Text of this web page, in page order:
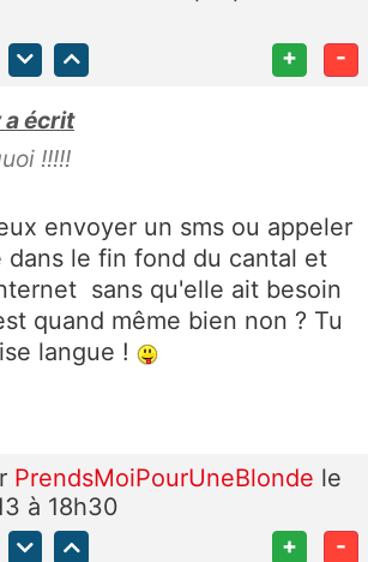
+ -
a écrit
!!!!!
envoyer un sms ou appeler
dans le fin fond du cantal et
sans qu'elle ait besoin
quand même bien non ? Tu
langue !
PrendsMoiPourUneBlonde le
à 18h30
+ -